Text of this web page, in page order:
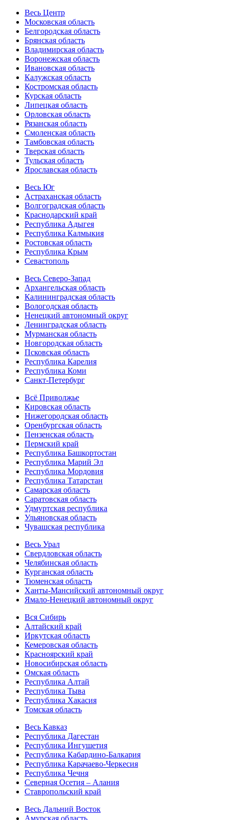
Весь Центр
Московская область
Белгородская область
Брянская область
Владимирская область
Воронежская область
Ивановская область
Калужская область
Костромская область
Курская область
Липецкая область
Орловская область
Рязанская область
Смоленская область
Тамбовская область
Тверская область
Тульская область
Ярославская область
Весь Юг
Астраханская область
Волгоградская область
Краснодарский край
Республика Адыгея
Республика Калмыкия
Ростовская область
Республика Крым
Севастополь
Весь Северо-Запад
Архангельская область
Калининградская область
Вологодская область
Ненецкий автономный округ
Ленинградская область
Мурманская область
Новгородская область
Псковская область
Республика Карелия
Республика Коми
Санкт-Петербург
Всё Приволжье
Кировская область
Нижегородская область
Оренбургская область
Пензенская область
Пермский край
Республика Башкортостан
Республика Марий Эл
Республика Мордовия
Республика Татарстан
Самарская область
Саратовская область
Удмуртская республика
Ульяновская область
Чувашская республика
Весь Урал
Свердловская область
Челябинская область
Курганская область
Тюменская область
Ханты-Мансийский автономный округ
Ямало-Ненецкий автономный округ
Вся Сибирь
Алтайский край
Иркутская область
Кемеровская область
Красноярский край
Новосибирская область
Омская область
Республика Алтай
Республика Тыва
Республика Хакасия
Томская область
Весь Кавказ
Республика Дагестан
Республика Ингушетия
Республика Кабардино-Балкария
Республика Карачаево-Черкесия
Республика Чечня
Северная Осетия – Алания
Ставропольский край
Весь Дальний Восток
Амурская область